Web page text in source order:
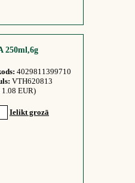
250ml,6g
4029811399710
VTH620813
1.08 EUR)
Ielikt grozā